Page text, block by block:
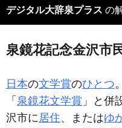
デジタル大辞泉プラス の
泉鏡花記念金沢市
日本の文学賞のひとつ
「 泉鏡花文学賞 」と併
沢市に居住、またはゆ